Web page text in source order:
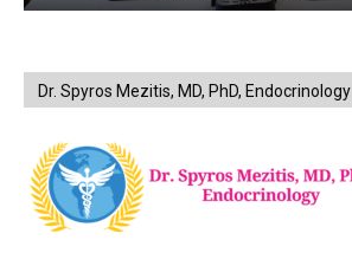
Dr. Spyros Mezitis, MD, PhD, Endocrinology